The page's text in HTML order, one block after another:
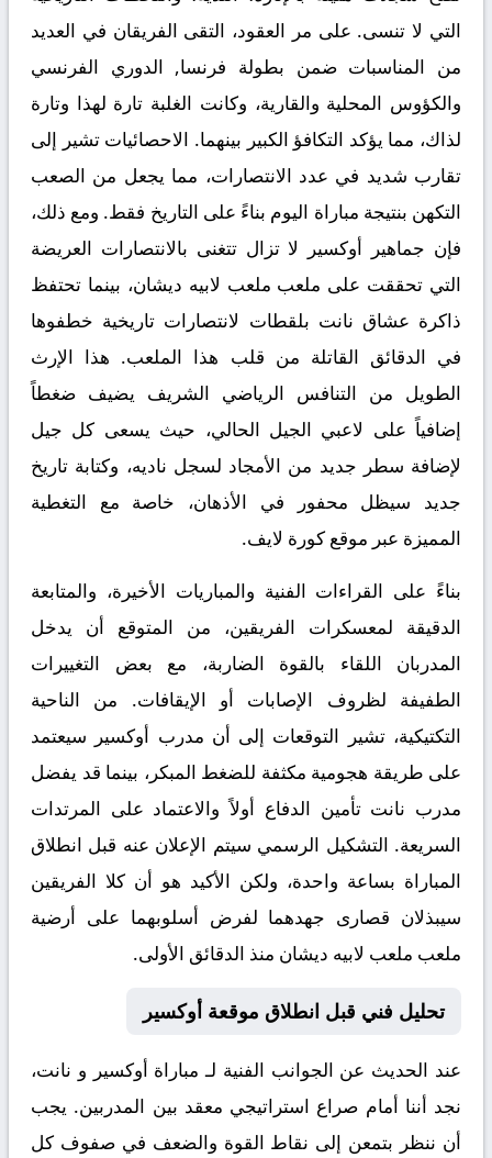
التي لا تنسى. على مر العقود، التقى الفريقان في العديد
من المناسبات ضمن بطولة فرنسا, الدوري الفرنسي
والكؤوس المحلية والقارية، وكانت الغلبة تارة لهذا وتارة
لذاك، مما يؤكد التكافؤ الكبير بينهما. الاحصائيات تشير إلى
تقارب شديد في عدد الانتصارات، مما يجعل من الصعب
التكهن بنتيجة مباراة اليوم بناءً على التاريخ فقط. ومع ذلك،
فإن جماهير أوكسير لا تزال تتغنى بالانتصارات العريضة
التي تحققت على ملعب ملعب لابيه ديشان، بينما تحتفظ
ذاكرة عشاق نانت بلقطات لانتصارات تاريخية خطفوها
في الدقائق القاتلة من قلب هذا الملعب. هذا الإرث
الطويل من التنافس الرياضي الشريف يضيف ضغطاً
إضافياً على لاعبي الجيل الحالي، حيث يسعى كل جيل
لإضافة سطر جديد من الأمجاد لسجل ناديه، وكتابة تاريخ
جديد سيظل محفور في الأذهان، خاصة مع التغطية
المميزة عبر موقع كورة لايف.
بناءً على القراءات الفنية والمباريات الأخيرة، والمتابعة
الدقيقة لمعسكرات الفريقين، من المتوقع أن يدخل
المدربان اللقاء بالقوة الضاربة، مع بعض التغييرات
الطفيفة لظروف الإصابات أو الإيقافات. من الناحية
التكتيكية، تشير التوقعات إلى أن مدرب أوكسير سيعتمد
على طريقة هجومية مكثفة للضغط المبكر، بينما قد يفضل
مدرب نانت تأمين الدفاع أولاً والاعتماد على المرتدات
السريعة. التشكيل الرسمي سيتم الإعلان عنه قبل انطلاق
المباراة بساعة واحدة، ولكن الأكيد هو أن كلا الفريقين
سيبذلان قصارى جهدهما لفرض أسلوبهما على أرضية
ملعب ملعب لابيه ديشان منذ الدقائق الأولى.
تحليل فني قبل انطلاق موقعة أوكسير
عند الحديث عن الجوانب الفنية لـ مباراة أوكسير و نانت،
نجد أننا أمام صراع استراتيجي معقد بين المدربين. يجب
أن ننظر بتمعن إلى نقاط القوة والضعف في صفوف كل